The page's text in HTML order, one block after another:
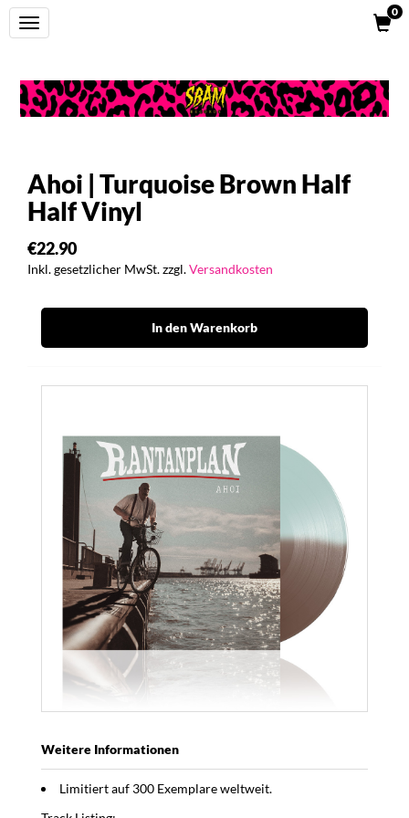
Toggle
navigation
0
Ahoi | Turquoise Brown Half
Half Vinyl
€22.90
Inkl. gesetzlicher MwSt. zzgl.Versandkosten
In den Warenkorb
Weitere Informationen
Limitiert auf 300 Exemplare weltweit.